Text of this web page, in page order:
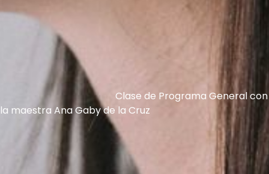
Clase de Programa General con
la maestra Ana Gaby de la Cruz